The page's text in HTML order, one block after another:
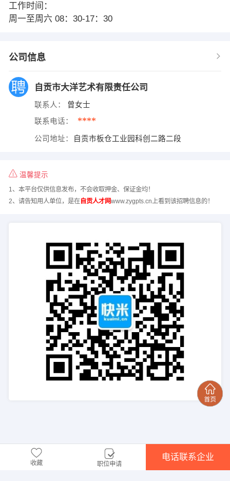
工作时间：
周一至周六 08：30-17：30
公司信息
自贡市大洋艺术有限责任公司
联系人： 曾女士
联系电话： ****
公司地址： 自贡市板仓工业园科创二路二段
温馨提示
1、本平台仅供信息发布，不会收取押金、保证金均！
2、请告知用人单位，是在自贡人才网www.zygpts.cn上看到该招聘信息的！
收藏 职位申请
电话联系企业